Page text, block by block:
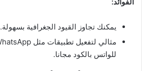
الفوائد:
يمكنك تجاوز القيود الجغرافية بسهولة.
للواتس بالكود مجانا.